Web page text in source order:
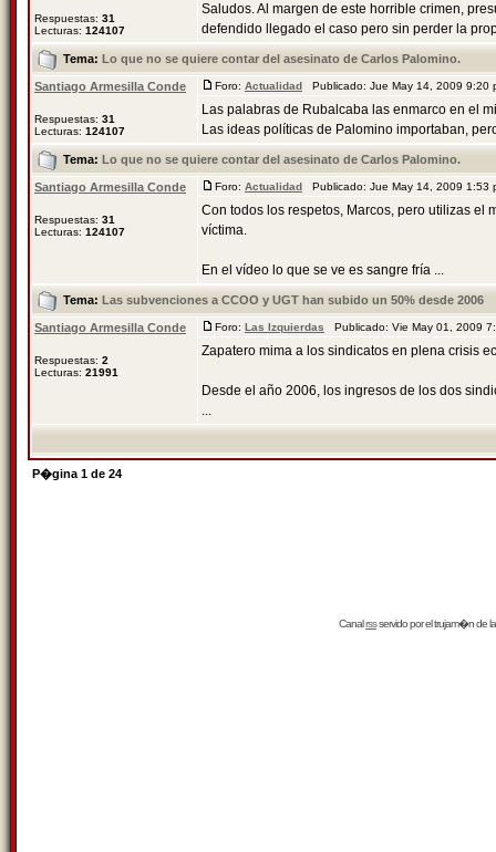
Respuestas: 31
Lecturas: 124107
Saludos. Al margen de este horrible crimen,
defendido llegado el caso pero sin perder la
Tema: Lo que no se quiere contar del asesinato de Carlos Palomino.
Santiago Armesilla Conde
Respuestas: 31
Lecturas: 124107
Foro: Actualidad Publicado: Jue May 14, 2009
Las palabras de Rubalcaba las enmarco en el
Las ideas políticas de Palomino importaban,
Tema: Lo que no se quiere contar del asesinato de Carlos Palomino.
Santiago Armesilla Conde
Respuestas: 31
Lecturas: 124107
Foro: Actualidad Publicado: Jue May 14, 2009
Con todos los respetos, Marcos, pero utilizas el
víctima.
En el vídeo lo que se ve es sangre fría ...
Tema: Las subvenciones a CCOO y UGT han subido un 50% desde 2006
Santiago Armesilla Conde
Respuestas: 2
Lecturas: 21991
Foro: Las Izquierdas Publicado: Vie May 01, 2009
Zapatero mima a los sindicatos en plena crisis
Desde el año 2006, los ingresos de los dos
...
P�gina 1 de 24
Canalrssservido por eltrujam�nde